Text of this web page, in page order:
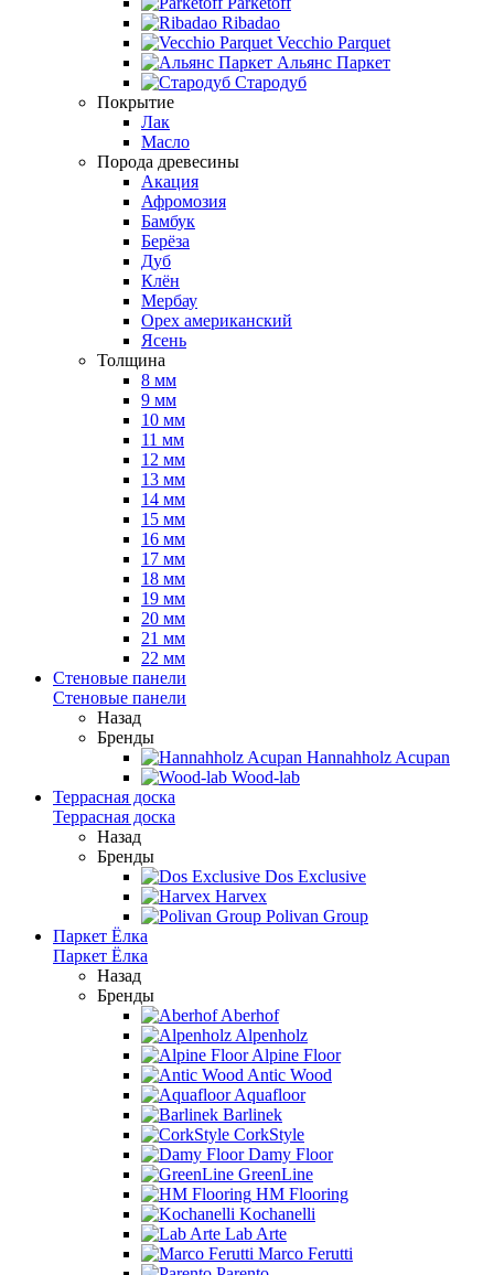
Ribadao
Vecchio Parquet
Альянс Паркет
Стародуб
Покрытие
Лак
Масло
Порода древесины
Акация
Афромозия
Бамбук
Берёза
Дуб
Клён
Мербау
Орех американский
Ясень
Толщина
8 мм
9 мм
10 мм
11 мм
12 мм
13 мм
14 мм
15 мм
16 мм
17 мм
18 мм
19 мм
20 мм
21 мм
22 мм
Стеновые панели
Стеновые панели
Назад
Бренды
Hannahholz Acupan
Wood-lab
Террасная доска
Террасная доска
Назад
Бренды
Dos Exclusive
Harvex
Polivan Group
Паркет Ёлка
Паркет Ёлка
Назад
Бренды
Aberhof
Alpenholz
Alpine Floor
Antic Wood
Aquafloor
Barlinek
CorkStyle
Damy Floor
GreenLine
HM Flooring
Kochanelli
Lab Arte
Marco Ferutti